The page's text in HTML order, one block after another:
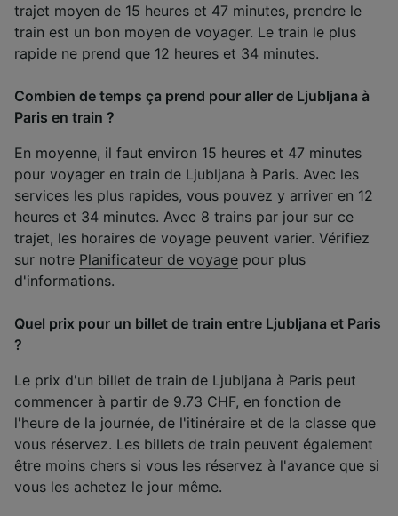
trajet moyen de 15 heures et 47 minutes, prendre le
train est un bon moyen de voyager. Le train le plus
rapide ne prend que 12 heures et 34 minutes.
Combien de temps ça prend pour aller de Ljubljana à
Paris en train ?
En moyenne, il faut environ 15 heures et 47 minutes
pour voyager en train de Ljubljana à Paris. Avec les
services les plus rapides, vous pouvez y arriver en 12
heures et 34 minutes. Avec 8 trains par jour sur ce
trajet, les horaires de voyage peuvent varier. Vérifiez
sur notre Planificateur de voyage pour plus
d'informations.
Quel prix pour un billet de train entre Ljubljana et Paris
?
Le prix d'un billet de train de Ljubljana à Paris peut
commencer à partir de 9.73 CHF, en fonction de
l'heure de la journée, de l'itinéraire et de la classe que
vous réservez. Les billets de train peuvent également
être moins chers si vous les réservez à l'avance que si
vous les achetez le jour même.